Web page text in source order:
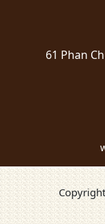
61 Phan